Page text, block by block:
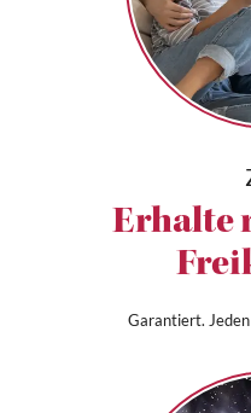
Erhalte
Garantiert.